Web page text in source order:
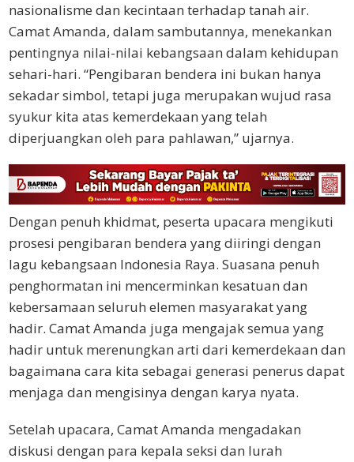
nasionalisme dan kecintaan terhadap tanah air.
Camat Amanda, dalam sambutannya, menekankan
pentingnya nilai-nilai kebangsaan dalam kehidupan
sehari-hari. “Pengibaran bendera ini bukan hanya
sekadar simbol, tetapi juga merupakan wujud rasa
syukur kita atas kemerdekaan yang telah
diperjuangkan oleh para pahlawan,” ujarnya.
Dengan penuh khidmat, peserta upacara mengikuti
prosesi pengibaran bendera yang diiringi dengan
lagu kebangsaan Indonesia Raya. Suasana penuh
penghormatan ini mencerminkan kesatuan dan
kebersamaan seluruh elemen masyarakat yang
hadir. Camat Amanda juga mengajak semua yang
hadir untuk merenungkan arti dari kemerdekaan dan
bagaimana cara kita sebagai generasi penerus dapat
menjaga dan mengisinya dengan karya nyata.
Setelah upacara, Camat Amanda mengadakan
diskusi dengan para kepala seksi dan lurah